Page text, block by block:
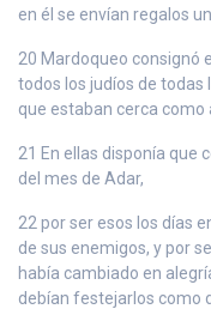
en él se envían regalos
20 Mardoqueo consignó
todos los judíos de todas
que estaban cerca como
21 En ellas disponía que
del mes de Adar,
22 por ser esos los días
de sus enemigos, y por
había cambiado en
debían festejarlos como